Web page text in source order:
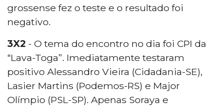
grossense fez o teste e o resultado foi
negativo.
3X2 - O tema do encontro no dia foi CPI da
“Lava-Toga”. Imediatamente testaram
positivo Alessandro Vieira (Cidadania-SE),
Lasier Martins (Podemos-RS) e Major
Olímpio (PSL-SP). Apenas Soraya e